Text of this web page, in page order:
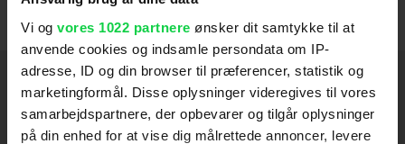
Vi og vores 1022 partnere ønsker dit samtykke til at
anvende cookies og indsamle persondata om IP-
adresse, ID og din browser til præferencer, statistik og
marketingformål. Disse oplysninger videregives til vores
samarbejdspartnere, der opbevarer og tilgår oplysninger
på din enhed for at vise dig målrettede annoncer, levere
Medvirker
Megalopolis 2024